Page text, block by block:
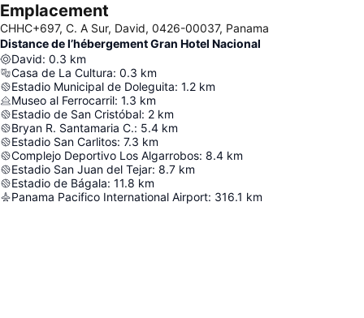
Emplacement
CHHC+697, C. A Sur, David, 0426-00037, Panama
Distance de l’hébergement Gran Hotel Nacional
David: 0.3 km
Casa de La Cultura: 0.3 km
Estadio Municipal de Doleguita: 1.2 km
Museo al Ferrocarril: 1.3 km
Estadio de San Cristóbal: 2 km
Bryan R. Santamaria C.: 5.4 km
Estadio San Carlitos: 7.3 km
Complejo Deportivo Los Algarrobos: 8.4 km
Estadio San Juan del Tejar: 8.7 km
Estadio de Bágala: 11.8 km
Panama Pacifico International Airport: 316.1 km